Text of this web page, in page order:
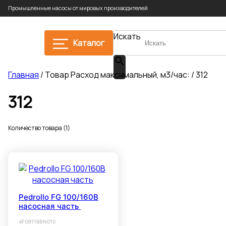
Промышленные насосы от мировых производителей
Каталог
Искать
Главная / Товар Расход максимальный, м3/час: / 312
312
Количество товара (1)
Pedrollo FG 100/160B
насосная часть
4FG9116BN010